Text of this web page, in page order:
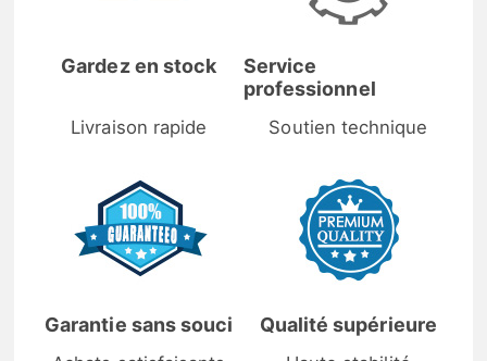
Gardez en stock
Livraison rapide
Service
professionnel
Soutien technique
Garantie sans souci Qualité supérieure